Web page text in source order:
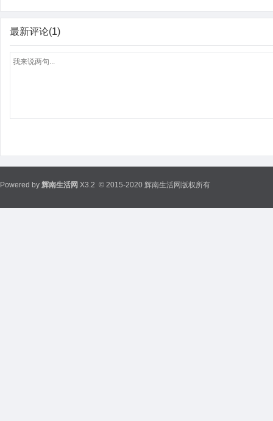
最新评论(1)
Powered by 辉南生活网 X3.2 © 2015-2020 辉南生活网版权所有